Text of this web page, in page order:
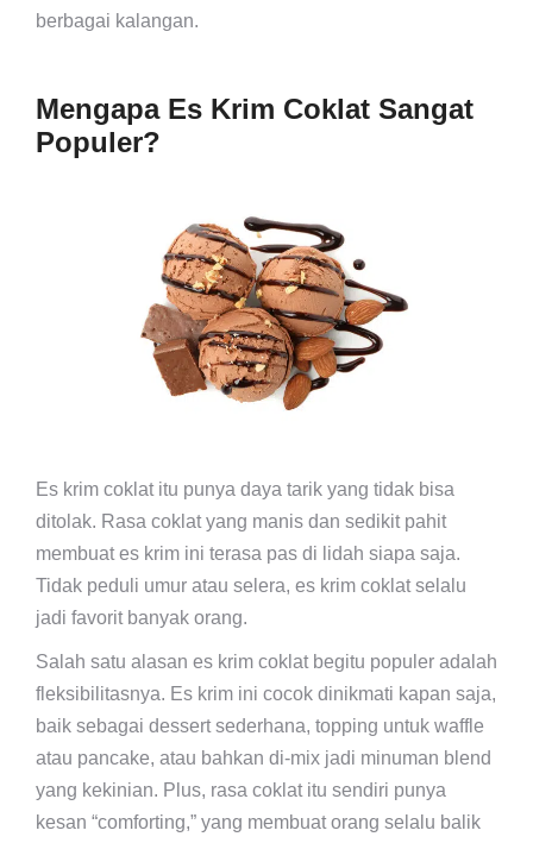
berbagai kalangan.
Mengapa Es Krim Coklat Sangat
Populer?
Es krim coklat itu punya daya tarik yang tidak bisa
ditolak. Rasa coklat yang manis dan sedikit pahit
membuat es krim ini terasa pas di lidah siapa saja.
Tidak peduli umur atau selera, es krim coklat selalu
jadi favorit banyak orang.
Salah satu alasan es krim coklat begitu populer adalah
fleksibilitasnya. Es krim ini cocok dinikmati kapan saja,
baik sebagai dessert sederhana, topping untuk waffle
atau pancake, atau bahkan di-mix jadi minuman blend
yang kekinian. Plus, rasa coklat itu sendiri punya
kesan “comforting,” yang membuat orang selalu balik